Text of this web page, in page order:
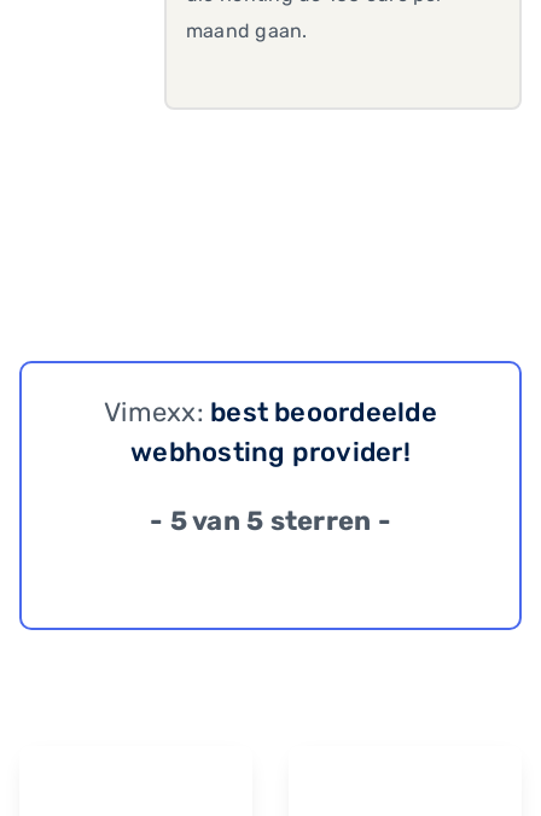
maand gaan.
Vimexx: best beoordeelde
webhosting provider!
- 5 van 5 sterren -